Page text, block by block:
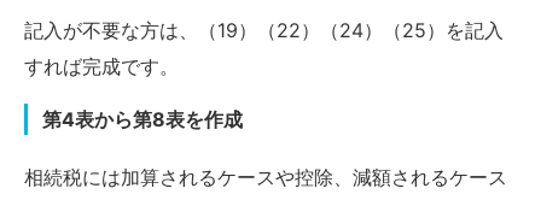
記入が不要な方は、（19）（22）（24）（25）を記入
すれば完成です。
第4表から第8表を作成
相続税には加算されるケースや控除、減額されるケース